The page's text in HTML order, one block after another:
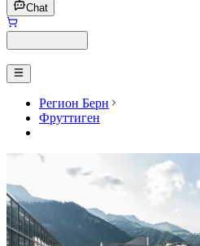
Chat
Регион Берн
Фруттиген